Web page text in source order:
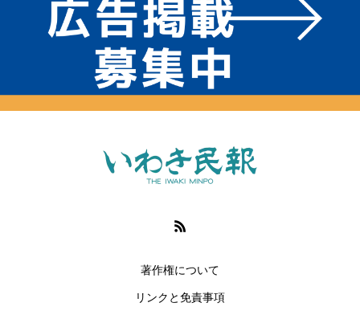
著作権について
リンクと免責事項